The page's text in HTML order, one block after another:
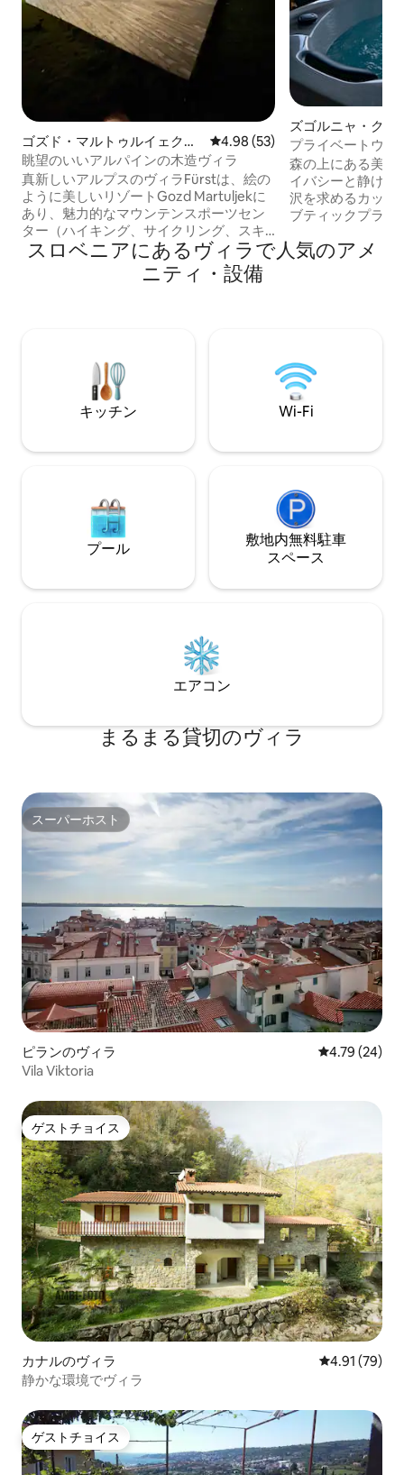
ゴズド・マルトゥルイェクの
ヴィラ
レビュー53件、5つ星中4.98つ
4.98 (53)
眺望のいいアルパインの木造ヴィラ
真新しいアルプスのヴィラFürstは、絵の
ように美しいリゾートGozd Martuljekに
あり、魅力的なマウンテンスポーツセン
ター（ハイキング、サイクリング、スキ
ー、ツーリング、カヤック）である
Kranjska Gora & Planicaから5分です。 ス
ロベニアで最も美しい山脈のひとつの素
（スキー板、自転車）があります。ペッ
ト料金（10ユーロ/頭/泊）がかかりま
す。ID：130500
ズゴルニャ・クン
ラ
プライベートウェ
ー、サウナ、ジャ
森の上にある美し
イバシーと静けさ
沢を求めるカップ
ブティックプライ
ンド式サウナで
星が輝き、世界の
す。
スロベニアにあるヴィラで人気のアメ
ニティ・設備
キッチン Wi-Fi
プール
敷地内無料駐⁠車
ス⁠ペ⁠ー⁠ス
エアコン
まるまる貸切のヴィラ
スーパーホスト
スーパーホスト
ピランのヴィラ レビュー24
4.79 (24)
Vila Viktoria
ゲストチョイス
ゲストチョイス
カナルのヴィラ レビュー79
4.91 (79)
静かな環境でヴィラ
ゲストチョイス
ゲストチョイス